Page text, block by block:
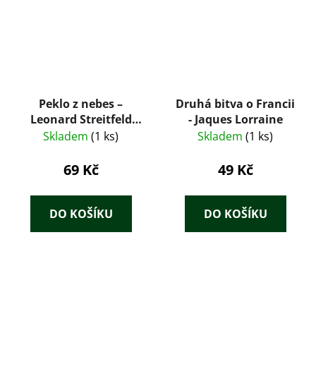
Peklo z nebes –
Leonard Streitfeld
(1999)
Skladem (1 ks)
69 Kč
DO KOŠÍKU
Druhá bitva o Francii
- Jaques Lorraine
Skladem (1 ks)
49 Kč
DO KOŠÍKU